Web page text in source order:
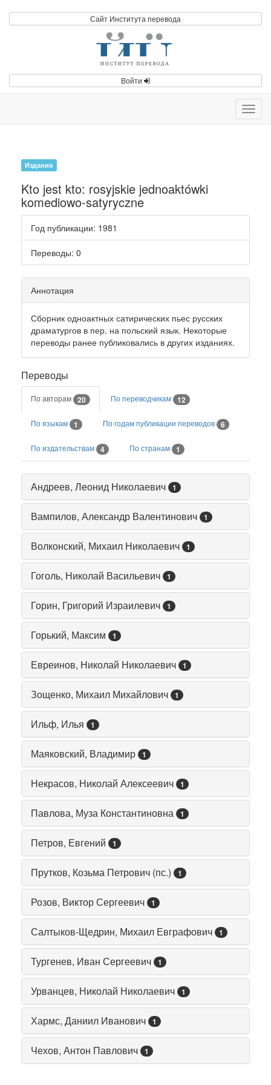
Сайт Института перевода
Войти
Издания
Kto jest kto: rosyjskie jednoaktówki
komediowo-satyryczne
Год публикации: 1981
Переводы: 0
Аннотация
Сборник одноактных сатирических пьес русских
драматургов в пер. на польский язык. Некоторые
переводы ранее публиковались в других изданиях.
Переводы
По авторам 20 По переводчикам 12
По языкам 1 По годам публикации переводов 6
По издательствам 4 По странам 1
Андреев, Леонид Николаевич 1
Вампилов, Александр Валентинович 1
Волконский, Михаил Николаевич 1
Гоголь, Николай Васильевич 1
Горин, Григорий Израилевич 1
Горький, Максим 1
Евреинов, Николай Николаевич 1
Зощенко, Михаил Михайлович 1
Ильф, Илья 1
Маяковский, Владимир 1
Некрасов, Николай Алексеевич 1
Павлова, Муза Константиновна 1
Петров, Евгений 1
Прутков, Козьма Петрович (пс.) 1
Розов, Виктор Сергеевич 1
Салтыков-Щедрин, Михаил Евграфович 1
Тургенев, Иван Сергеевич 1
Урванцев, Николай Николаевич 1
Хармс, Даниил Иванович 1
Чехов, Антон Павлович 1